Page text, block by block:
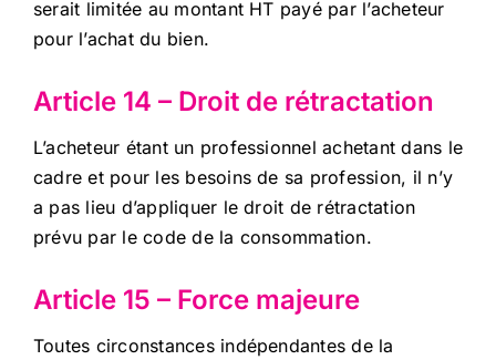
serait limitée au montant HT payé par l’acheteur
pour l’achat du bien.
Article 14 – Droit de rétractation
L’acheteur étant un professionnel achetant dans le
cadre et pour les besoins de sa profession, il n’y
a pas lieu d’appliquer le droit de rétractation
prévu par le code de la consommation.
Article 15 – Force majeure
Toutes circonstances indépendantes de la